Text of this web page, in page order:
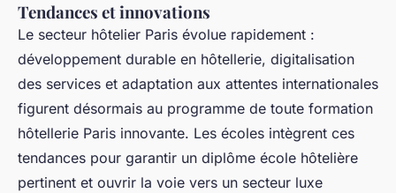
Tendances et innovations
Le secteur hôtelier Paris évolue rapidement :
développement durable en hôtellerie, digitalisation
des services et adaptation aux attentes internationales
figurent désormais au programme de toute formation
hôtellerie Paris innovante. Les écoles intègrent ces
tendances pour garantir un diplôme école hôtelière
pertinent et ouvrir la voie vers un secteur luxe